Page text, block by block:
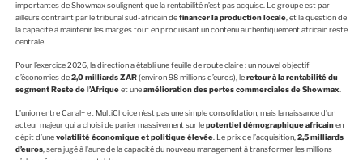
importantes de Showmax soulignent que la rentabilité n’est pas acquise. Le groupe est par
ailleurs contraint par le tribunal sud-africain definancer la production locale, et la question de
la capacité à maintenir les marges tout en produisant un contenu authentiquement africain reste
centrale.
Pour l’exercice 2026, la direction a établi une feuille de route claire : un nouvel objectif
d’économies de2,0 milliards ZAR(environ 98 millions d’euros), leretour à la rentabilité du
segment Reste de l’Afriqueet uneamélioration des pertes commerciales de Showmax.
L’union entre Canal+ et MultiChoice n’est pas une simple consolidation, mais la naissance d’un
acteur majeur qui a choisi de parier massivement sur lepotentiel démographique africainen
dépit d’unevolatilité économique et politique élevée. Le prix de l’acquisition,2,5 milliards
d’euros, sera jugé à l’aune de la capacité du nouveau management à transformer les millions